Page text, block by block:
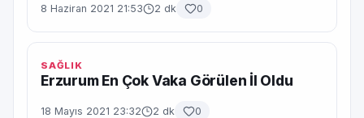
8 Haziran 2021 21:53 2 dk 0
SAĞLIK
Erzurum En Çok Vaka Görülen İl Oldu
18 Mayıs 2021 23:32 2 dk 0